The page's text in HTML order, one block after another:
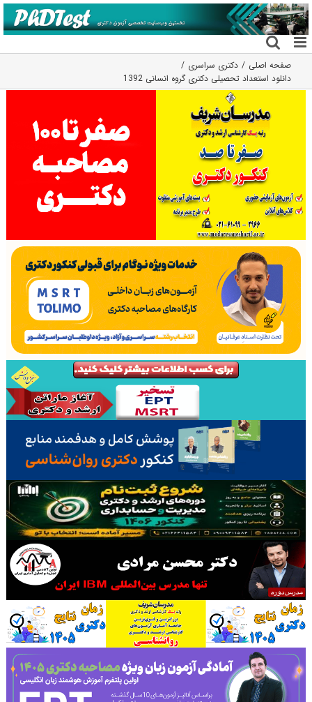
رفتن
به
محتوا
صفحه اصلی
دکتری سراسری
دانلود استعداد تحصیلی دکتری گروه انسانی 1392